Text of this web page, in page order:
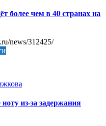
более чем в 40 странах на
news/312425/
из-за задержания